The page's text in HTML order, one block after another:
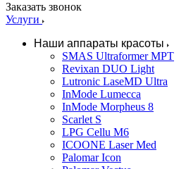
Заказать звонок
Услуги
Наши аппараты красоты
SMAS Ultraformer MPT
Revixan DUO Light
Lutronic LaseMD Ultra
InMode Lumecca
InMode Morpheus 8
Scarlet S
LPG Cellu M6
ICOONE Laser Med
Palomar Icon